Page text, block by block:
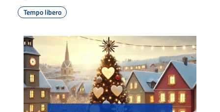
Tempo libero